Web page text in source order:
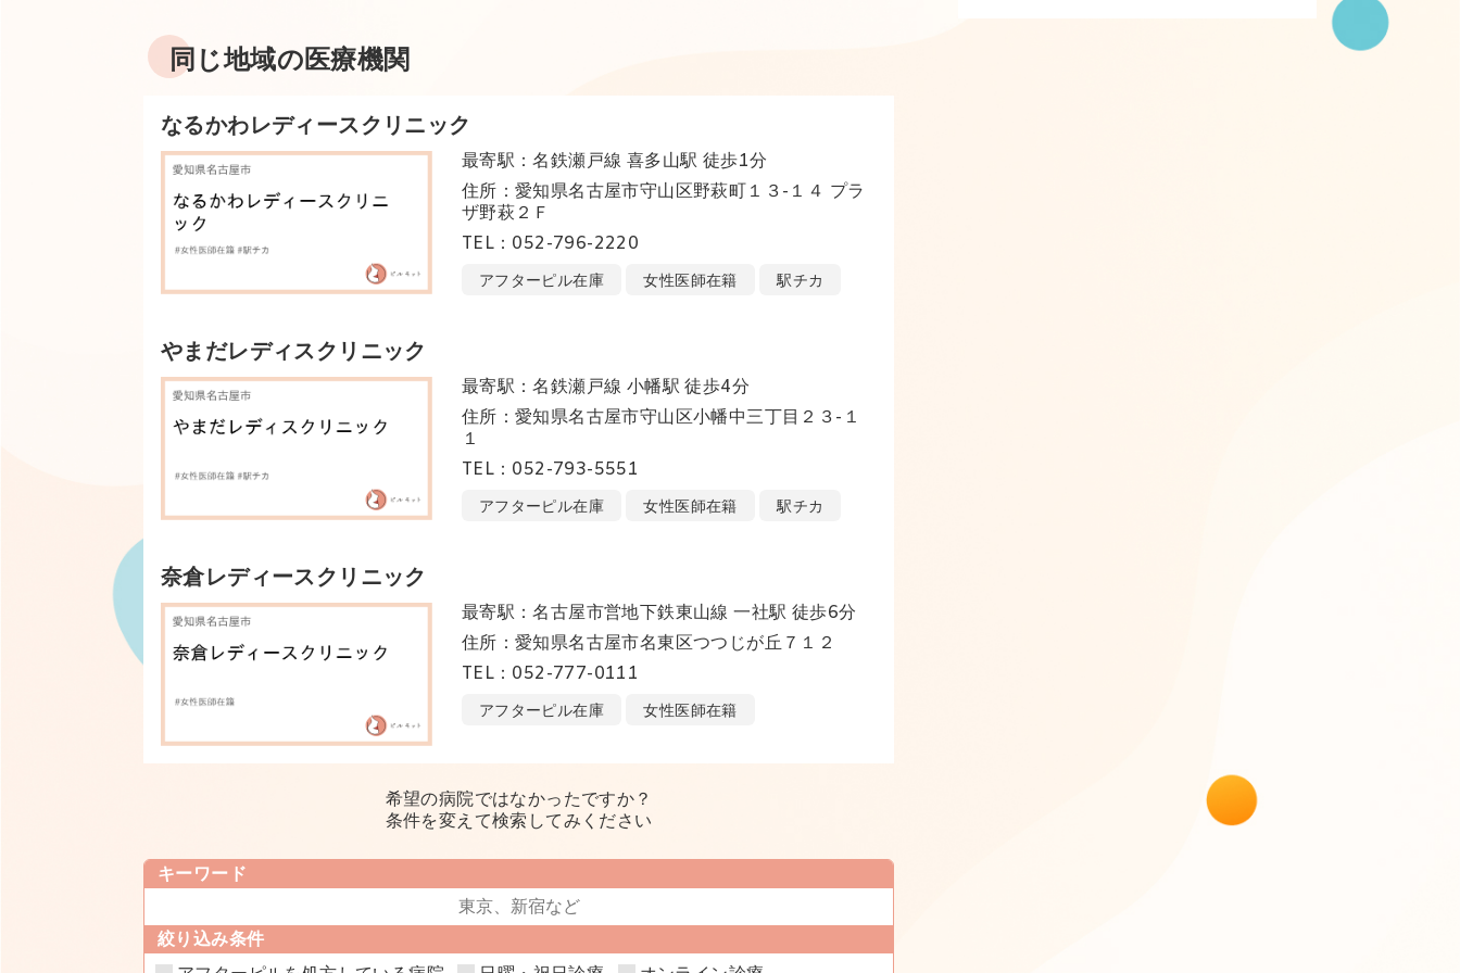
同じ地域の医療機関
なるかわレディースクリニック
最寄駅：名鉄瀬戸線 喜多山駅 徒歩1分
住所：愛知県名古屋市守山区野萩町１３-１４ プラ
ザ野萩２Ｆ
TEL：052-796-2220
アフターピル在庫 女性医師在籍 駅チカ
やまだレディスクリニック
最寄駅：名鉄瀬戸線 小幡駅 徒歩4分
住所：愛知県名古屋市守山区小幡中三丁目２３-１
１
TEL：052-793-5551
アフターピル在庫 女性医師在籍 駅チカ
奈倉レディースクリニック
最寄駅：名古屋市営地下鉄東山線 一社駅 徒歩6分
住所：愛知県名古屋市名東区つつじが丘７１２
TEL：052-777-0111
アフターピル在庫 女性医師在籍
希望の病院ではなかったですか？
条件を変えて検索してみください
キーワード
絞り込み条件